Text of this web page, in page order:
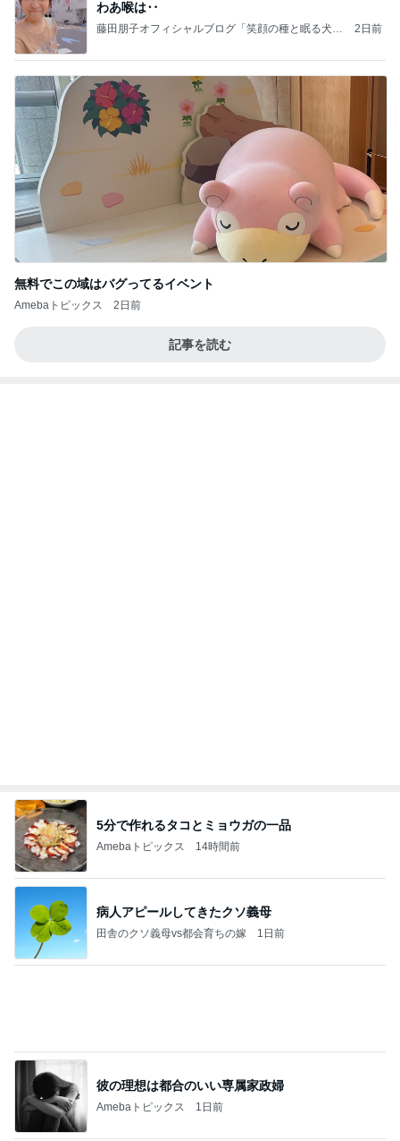
わあ喉は‥
藤田朋子オフィシャルブログ「笑顔の種と眠る犬」
2日前
無料でこの域はバグってるイベント
Amebaトピックス 2日前
記事を読む
5分で作れるタコとミョウガの一品
Amebaトピックス 14時間前
病人アピールしてきたクソ義母
田舎のクソ義母vs都会育ちの嫁 1日前
彼の理想は都合のいい専属家政婦
Amebaトピックス 1日前